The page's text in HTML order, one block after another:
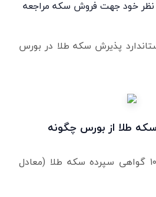
نظر خود جهت فروش سکه مراجعه
پذیرش سکه طلا در بورس
طلا از بورس چگونه
پس از خرید حداقل ۱۰۰ گواهی سپرده سکه طلا (معادل